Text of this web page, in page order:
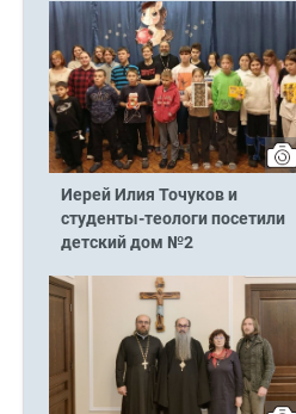
Иерей Илия Точуков и
студенты-теологи посетили
детский дом №2